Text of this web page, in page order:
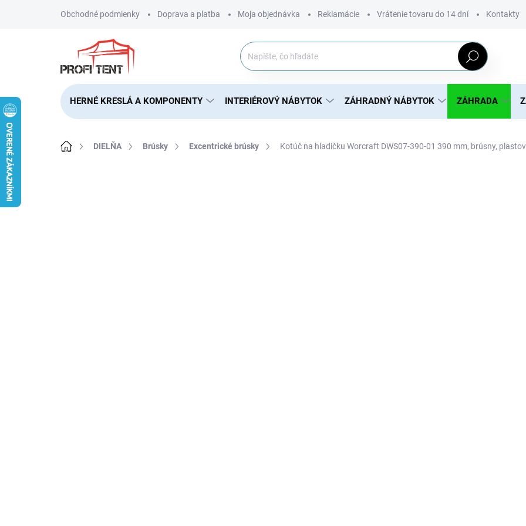
Obchodné podmienky Doprava a platba Moja objednávka Reklamácie Vrátenie tovaru do 14 dní Kontakty
Hľadať
HERNÉ KRESLÁ A KOMPONENTY INTERIÉROVÝ NÁBYTOK ZÁHRADNÝ NÁBYTOK ZÁHRADA
DomovDIELŇA Brúsky Excentrické brúsky Kotúč na hladičku Worcraft DWS07-390-01 390 mm, brúsny,